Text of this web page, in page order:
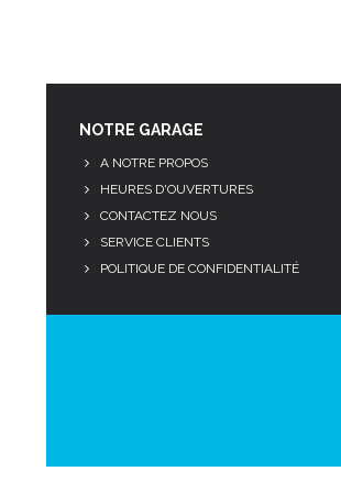
NOTRE GARAGE
A NOTRE PROPOS
HEURES D'OUVERTURES
CONTACTEZ NOUS
SERVICE CLIENTS
POLITIQUE DE CONFIDENTIALITÉ